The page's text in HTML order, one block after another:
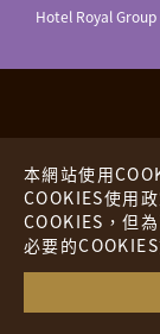
本網站使用
COOKIES使用
COOKIES，但
必要的COOKIES
Hotel Royal